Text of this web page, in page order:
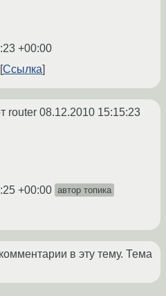
+00:00
Ссылка
router 08.12.2010 15:15:23
+00:00 автор топика
в эту тему. Тема